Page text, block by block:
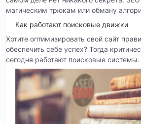
магическим трюкам или обману
Как работают поисковые движки
Хотите оптимизировать свой сайт
обеспечить себе успех? Тогда
сегодня работают поисковые системы.